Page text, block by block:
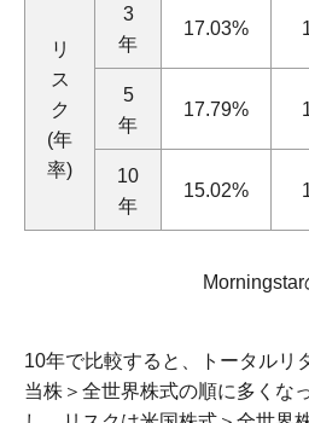
リ
ス
ク
(年
率)
3
年
17.03%
5
年
17.79%
10
年
15.02%
10年で比較すると、トータルリ
当株＞全世界株式の順に多くな